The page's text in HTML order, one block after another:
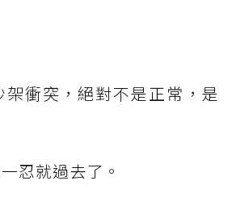
衝突，絕對不是正常，是
忍就過去了。